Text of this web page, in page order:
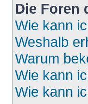
Die Foren
Wie kann
Weshalb
Warum
Wie kann
Wie kann